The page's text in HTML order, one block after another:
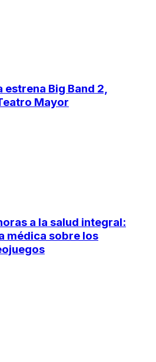
estrena Big Band 2,
Mayor
a la salud integral:
médica sobre los